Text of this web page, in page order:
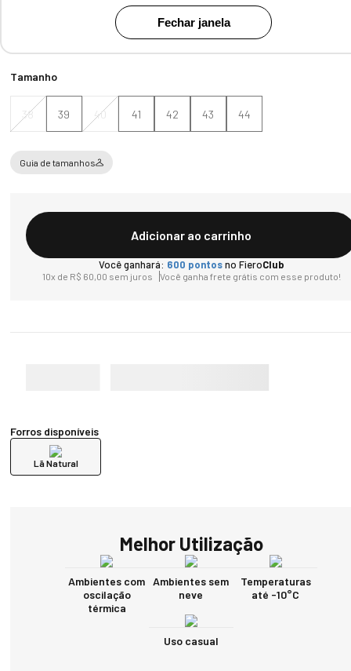
Fechar janela
Tamanho
38 39 40 41 42 43 44
Guia de tamanhos
Adicionar ao carrinho
Você ganhará: 600 pontosno FieroClub
10x de R$ 60,00 sem juros Você ganha frete grátis com esse produto!
Forros disponíveis
Lã Natural
Melhor Utilização
Ambientes com
oscilação
térmica
Ambientes sem
neve
Temperaturas
até -10°C
Uso casual